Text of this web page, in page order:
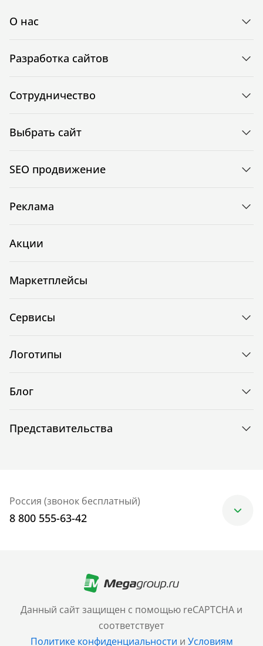
Данный сайт защищен с помощью reCAPTCHA и
соответствует
Политике конфиденциальности и Условиям
О нас
Разработка сайтов
Сотрудничество
Выбрать сайт
SEO продвижение
Реклама
Акции
Маркетплейсы
Сервисы
Логотипы
Блог
Представительства
Россия (звонок бесплатный)
8 800 555-63-42
+7 (499) 705-30-10
Санкт-Петербург
+7 (812) 600-77-33